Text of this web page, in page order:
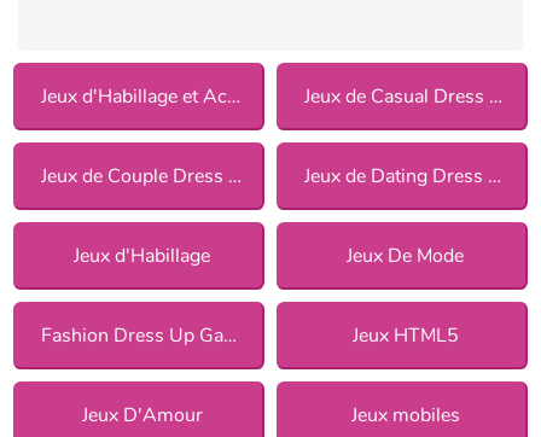
Jeux d'Habillage et Accessoires Jeux de Casual Dress Up pour Filles
Jeux de Couple Dress Up pour Filles Jeux de Dating Dress Up pour Filles
Jeux d'Habillage Jeux De Mode
Fashion Dress Up Games Jeux HTML5
Jeux D'Amour Jeux mobiles